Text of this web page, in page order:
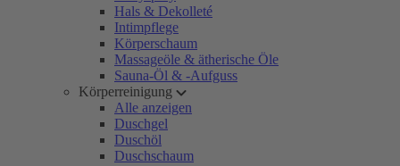
Hals & Dekolleté
Intimpflege
Körperschaum
Massageöle & ätherische Öle
Sauna-Öl & -Aufguss
Körperreinigung
Alle anzeigen
Duschgel
Duschöl
Duschschaum